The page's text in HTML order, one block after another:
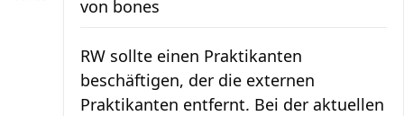
von bones
RW sollte einen Praktikanten
beschäftigen, der die externen
Praktikanten entfernt. Bei der aktuellen